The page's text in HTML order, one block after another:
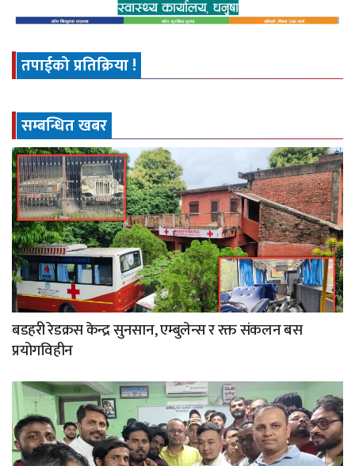
तपाईको प्रतिक्रिया !
सम्बन्धित खबर
बडहरी रेडक्रस केन्द्र सुनसान, एम्बुलेन्स र रक्त संकलन बस
प्रयोगविहीन